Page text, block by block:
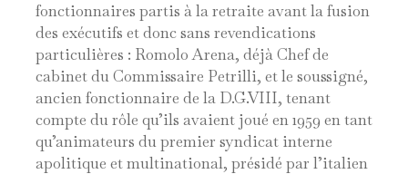
fonctionnaires partis à la retraite avant la fusion
des exécutifs et donc sans revendications
particulières : Romolo Arena, déjà Chef de
cabinet du Commissaire Petrilli, et le soussigné,
ancien fonctionnaire de la D.G.VIII, tenant
compte du rôle qu’ils avaient joué en 1959 en tant
qu’animateurs du premier syndicat interne
apolitique et multinational, présidé par l’italien